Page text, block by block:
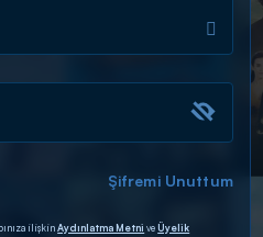
Şifremi Unuttum
ilişkinAydınlatma Metni veÜyelik